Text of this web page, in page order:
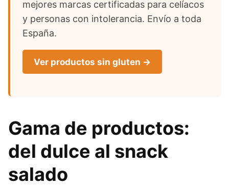
mejores marcas certificadas para celíacos
y personas con intolerancia. Envío a toda
España.
Ver productos sin gluten →
Gama de productos:
del dulce al snack
salado